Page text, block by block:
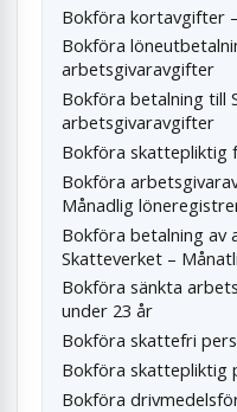
Bokföra kortavgifter
Bokföra
arbetsgivaravgifter
Bokföra betalning till
arbetsgivaravgifter
Bokföra skattepliktig
Bokföra
Månadlig
Bokföra betalning av
Skatteverket –
Bokföra sänkta
under 23 år
Bokföra skattefri
Bokföra skattepliktig
Bokföra